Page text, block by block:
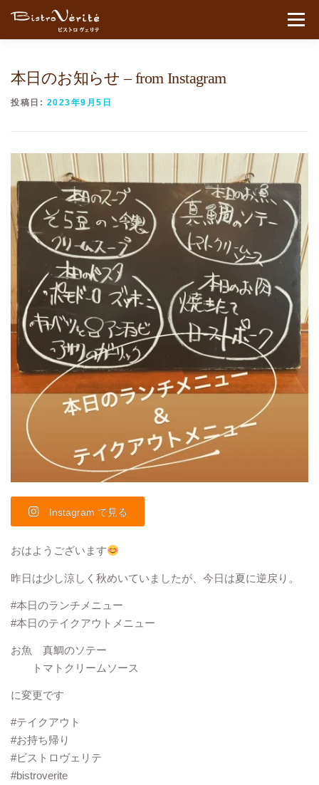
コンテンツへスキップ
メニュ
本日のお知らせ – from Instagram
投稿日: 2023年9月5日
Instagram で見る
おはようございます
昨日は少し涼しく秋めいていましたが、今日は夏に逆戻り。
#本日のランチメニュー
#本日のテイクアウトメニュー
お魚 真鯛のソテー
トマトクリームソース
に変更です
#テイクアウト
#お持ち帰り
#ビストロヴェリテ
#bistroverite